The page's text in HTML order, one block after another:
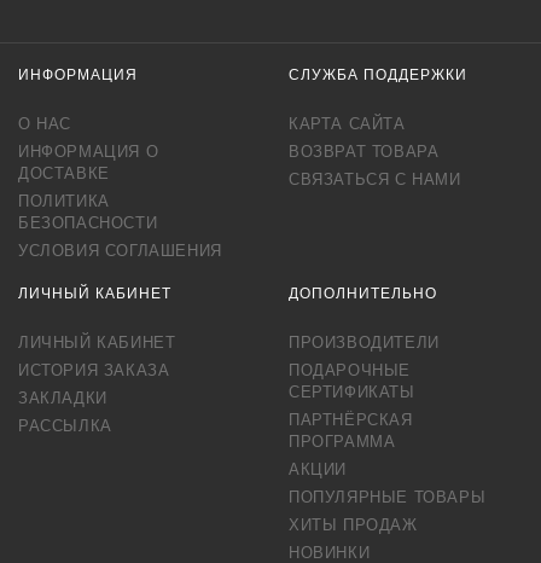
ИНФОРМАЦИЯ
О НАС
ИНФОРМАЦИЯ О
ДОСТАВКЕ
ПОЛИТИКА
БЕЗОПАСНОСТИ
УСЛОВИЯ СОГЛАШЕНИЯ
СЛУЖБА ПОДДЕРЖКИ
КАРТА САЙТА
ВОЗВРАТ ТОВАРА
СВЯЗАТЬСЯ С НАМИ
ЛИЧНЫЙ КАБИНЕТ
ЛИЧНЫЙ КАБИНЕТ
ИСТОРИЯ ЗАКАЗА
ЗАКЛАДКИ
РАССЫЛКА
ДОПОЛНИТЕЛЬНО
ПРОИЗВОДИТЕЛИ
ПОДАРОЧНЫЕ
СЕРТИФИКАТЫ
ПАРТНЁРСКАЯ
ПРОГРАММА
АКЦИИ
ПОПУЛЯРНЫЕ ТОВАРЫ
ХИТЫ ПРОДАЖ
НОВИНКИ